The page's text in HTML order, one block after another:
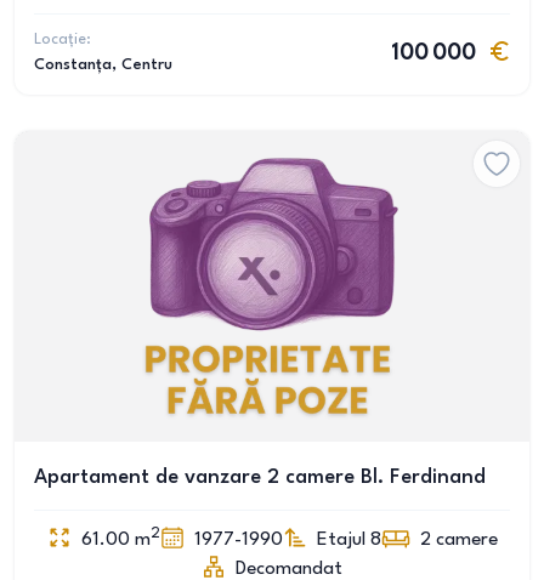
Locație:
Constanța, Centru
100 000
Apartament de vanzare 2 camere Bl. Ferdinand
61.00 m2 1977-1990 Etajul 8 2 camere
Decomandat